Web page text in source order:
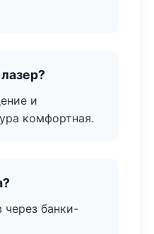
и
комфортная.
через банки-